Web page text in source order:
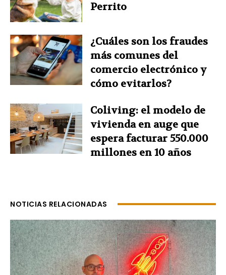
Perrito
¿Cuáles son los fraudes
más comunes del
comercio electrónico y
cómo evitarlos?
Coliving: el modelo de
vivienda en auge que
espera facturar 550.000
millones en 10 años
NOTICIAS RELACIONADAS